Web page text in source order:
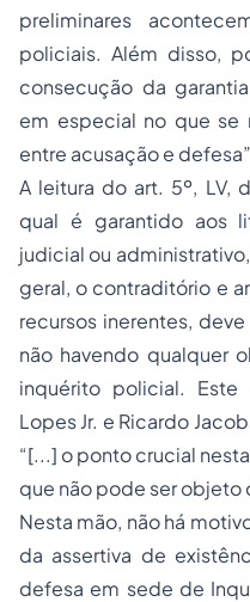
preliminares
policiais. Além disso,
consecução da
em especial no que se
entre acusação e
A leitura do art. 5º, LV,
qual é garantido aos
judicial ou
geral, o contraditório e
recursos inerentes,
não havendo qualquer
inquérito policial.
Lopes Jr. e Ricardo
“[...] o ponto crucial
que não pode ser objeto
Nesta mão, não há
da assertiva de
defesa em sede de